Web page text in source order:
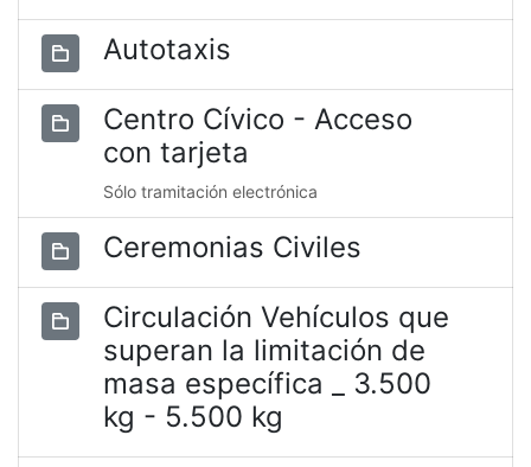
Autotaxis
Centro Cívico - Acceso
con tarjeta
Sólo tramitación electrónica
Ceremonias Civiles
Circulación Vehículos que
superan la limitación de
masa específica _ 3.500
kg - 5.500 kg